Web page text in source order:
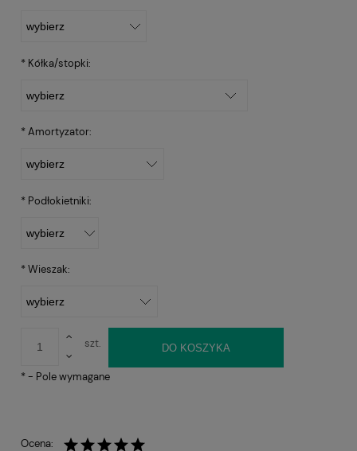
* Kółka/stopki:
*Amortyzator:
* Podłokietniki:
*Wieszak:
szt. DO KOSZYKA
*- Pole wymagane
Ocena: